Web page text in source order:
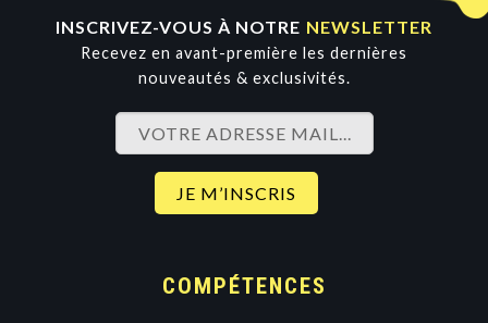
INSCRIVEZ-VOUS À NOTRE NEWSLETTER
Recevez en avant-première les dernières
nouveautés & exclusivités.
COMPÉTENCES